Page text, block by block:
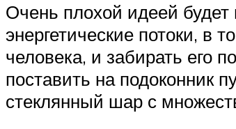
Очень плохой идеей
энергетические потоки, в
человека, и забирать его
поставить на подоконник
стеклянный шар с